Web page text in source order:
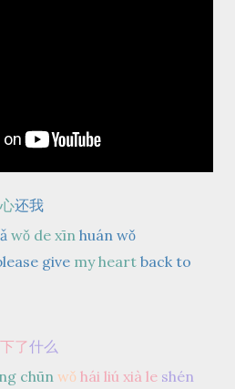
还我
wǒ de xīn huán wǒ
give my heart back to
了什么
chūn wǒ hái liú xià le shén